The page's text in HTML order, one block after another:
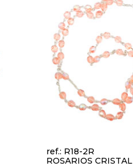
ref.: R18-2R
ROSARIOS CRISTAL